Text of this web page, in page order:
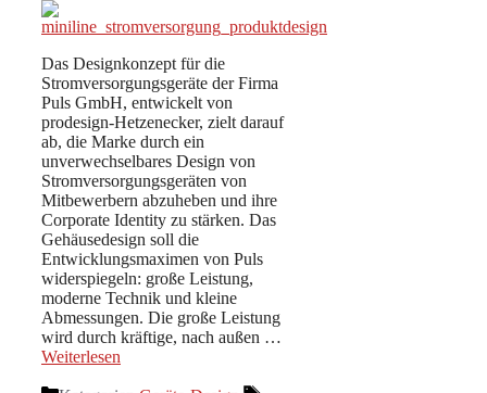
Das Designkonzept für die
Stromversorgungsgeräte der Firma
Puls GmbH, entwickelt von
prodesign-Hetzenecker, zielt darauf
ab, die Marke durch ein
unverwechselbares Design von
Stromversorgungsgeräten von
Mitbewerbern abzuheben und ihre
Corporate Identity zu stärken. Das
Gehäusedesign soll die
Entwicklungsmaximen von Puls
widerspiegeln: große Leistung,
moderne Technik und kleine
Abmessungen. Die große Leistung
wird durch kräftige, nach außen …
Weiterlesen